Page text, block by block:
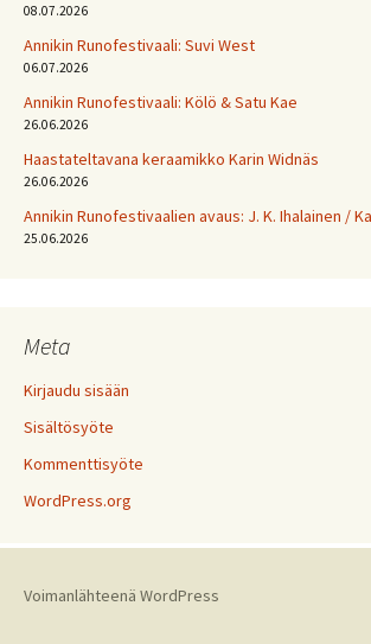
08.07.2026
Annikin Runofestivaali: Suvi West
06.07.2026
Annikin Runofestivaali: Kölö & Satu Kae
26.06.2026
Haastateltavana keraamikko Karin Widnäs
26.06.2026
Annikin Runofestivaalien avaus: J. K. Ihalainen /
25.06.2026
Meta
Kirjaudu sisään
Sisältösyöte
Kommenttisyöte
WordPress.org
Voimanlähteenä WordPress